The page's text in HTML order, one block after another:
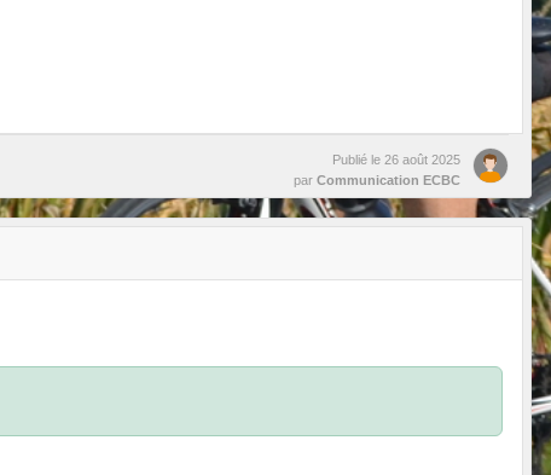
Publié le 26 août 2025
par Communication ECBC